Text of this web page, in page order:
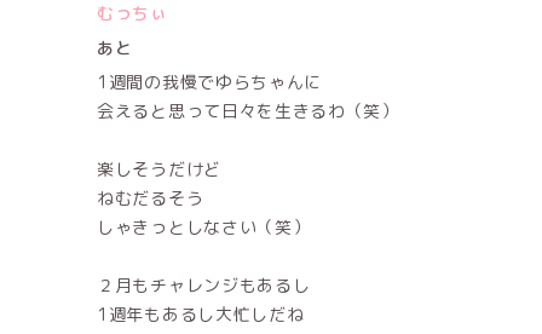
むっちぃ
あと
1週間の我慢でゆらちゃんに
会えると思って日々を生きるわ（笑）
楽しそうだけど
ねむだるそう
しゃきっとしなさい（笑）
２月もチャレンジもあるし
1週年もあるし大忙しだね